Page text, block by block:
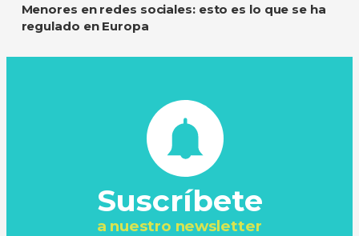
Menores en redes sociales: esto es lo que se ha
regulado en Europa
Suscríbete
a nuestro newsletter